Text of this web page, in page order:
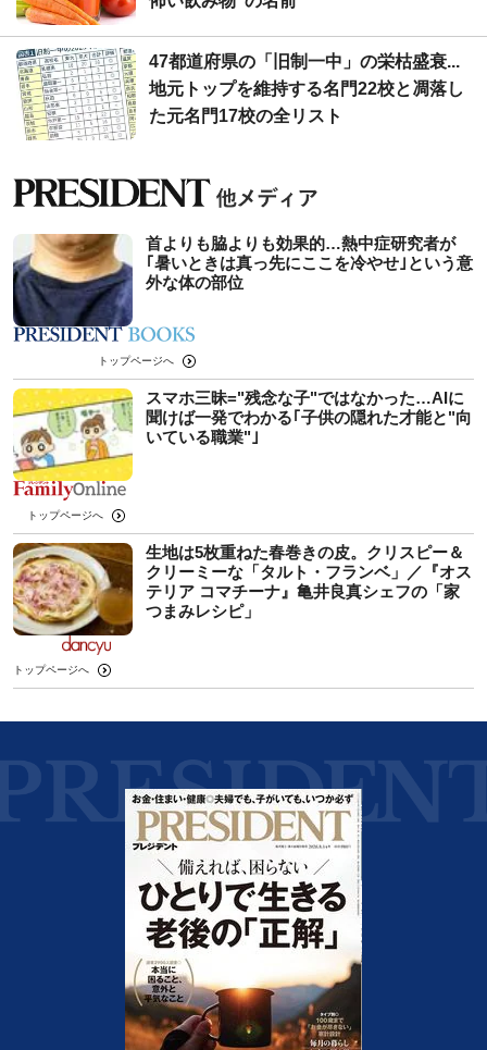
47都道府県の「旧制一中」の栄枯盛衰...
地元トップを維持する名門22校と凋落し
た元名門17校の全リスト
首よりも脇よりも効果的…熱中症研究者が
｢暑いときは真っ先にここを冷やせ｣という意
外な体の部位
トップページへ
スマホ三昧="残念な子"ではなかった…AIに
聞けば一発でわかる｢子供の隠れた才能と"向
いている職業"｣
トップページへ
生地は5枚重ねた春巻きの皮。クリスピー＆
クリーミーな「タルト・フランベ」／『オス
テリア コマチーナ』亀井良真シェフの「家
つまみレシピ」
トップページへ